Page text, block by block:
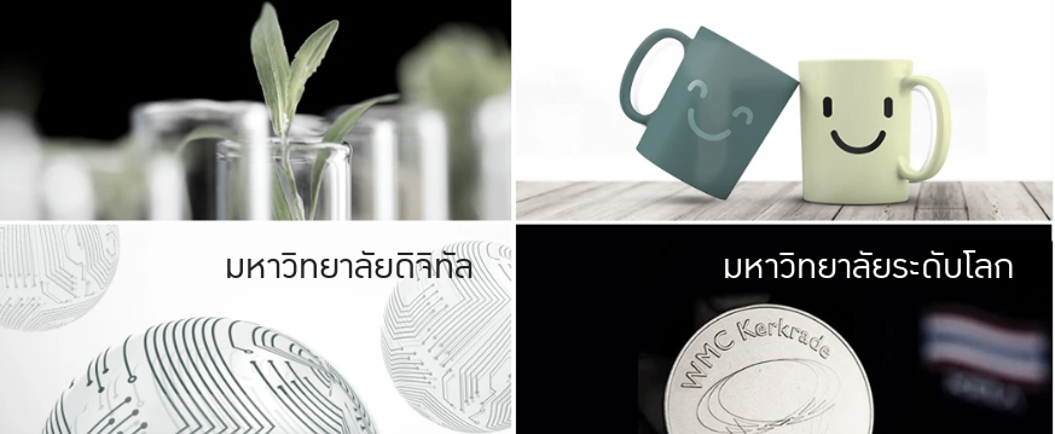
เกษตรศาสตร์ มีพื้นที่เขียวสดใส หนาแน่น
เป็นป่าในเมือง (URBAN FOREST)
เกษตรในเมือง (URBAN AGRICULTURE)
ที่นับรวมกันได้ประมาณ 1,400 ไร่
ให้กับประชาชน
มหาวิทยาลัยรับผิดชอบต่อสังคม
ร่วมมือกับชุมชน เพื่อความกินดีอยู่ดี
และความสุขอย่างยั่งยืน
มองปัญหาในภาพกว้าง
แก้ไขจากปัญหาจุดเล็กๆ
มหาวิทยาลัยดิจิทัล มหาวิทยา
พร้อมที่จ
และผลักดันในการใช้ระบบส
เพื่อการทำงานแ
มหาวิทยาลัยระดับโลก